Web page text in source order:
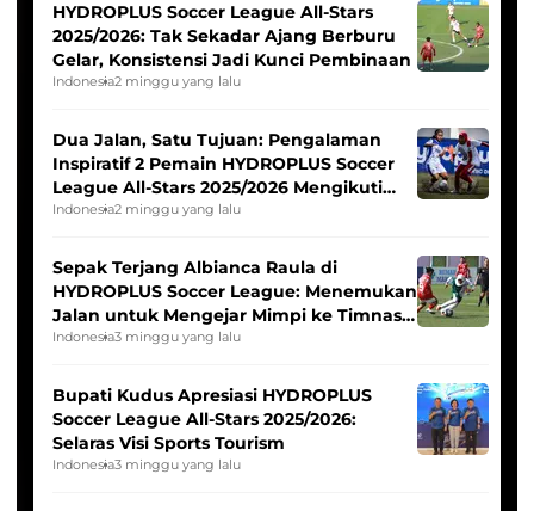
HYDROPLUS Soccer League All-Stars
2025/2026: Tak Sekadar Ajang Berburu
Gelar, Konsistensi Jadi Kunci Pembinaan
Indonesia2 minggu yang lalu
Dua Jalan, Satu Tujuan: Pengalaman
Inspiratif 2 Pemain HYDROPLUS Soccer
League All-Stars 2025/2026 Mengikuti
Seleksi Timnas Indonesia Putri
Indonesia2 minggu yang lalu
Sepak Terjang Albianca Raula di
HYDROPLUS Soccer League: Menemukan
Jalan untuk Mengejar Mimpi ke Timnas
Indonesia Putri
Indonesia3 minggu yang lalu
Bupati Kudus Apresiasi HYDROPLUS
Soccer League All-Stars 2025/2026:
Selaras Visi Sports Tourism
Indonesia3 minggu yang lalu